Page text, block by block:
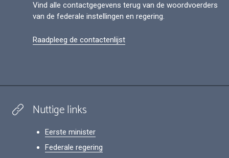
Vind alle contactgegevens terug van de woordvoerders
van de federale instellingen en regering.
Raadpleeg de contactenlijst
Nuttige links
Eerste minister
Federale regering